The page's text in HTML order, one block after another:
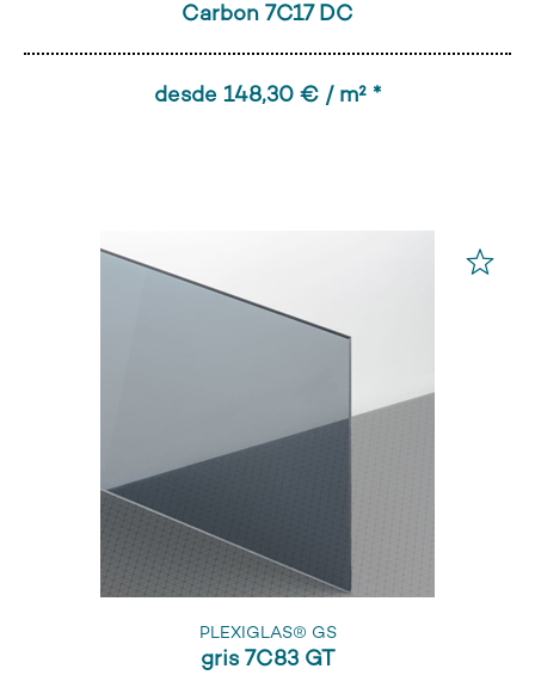
Carbon 7C17 DC
desde 148,30 € / m² *
PLEXIGLAS® GS
gris 7C83 GT